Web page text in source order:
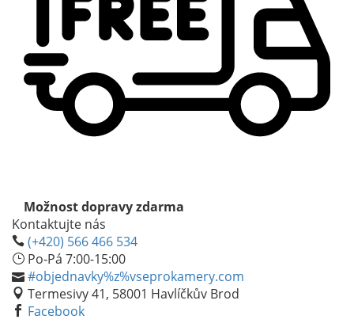
Možnost dopravy zdarma
Kontaktujte nás
(+420) 566 466 534
Po-Pá 7:00-15:00
#objednavky%z%vseprokamery.com
Termesivy 41, 58001 Havlíčkův Brod
Facebook